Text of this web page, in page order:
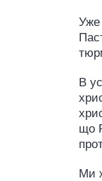
Уже
В
що
Ми